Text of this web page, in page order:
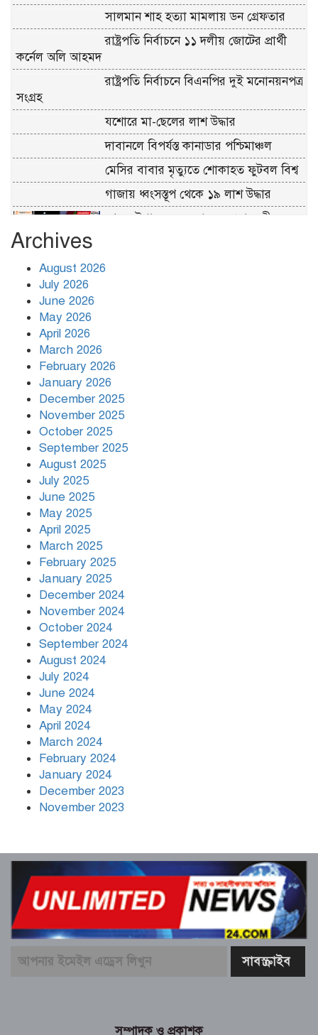
সালমান শাহ হত্যা মামলায় ডন গ্রেফতার
রাষ্ট্রপতি নির্বাচনে ১১ দলীয় জোটের প্রার্থী
কর্নেল অলি আহমদ
রাষ্ট্রপতি নির্বাচনে বিএনপির দুই মনোনয়নপত্র
সংগ্রহ
যশোরে মা-ছেলের লাশ উদ্ধার
দাবানলে বিপর্যস্ত কানাডার পশ্চিমাঞ্চল
মেসির বাবার মৃত্যুতে শোকাহত ফুটবল বিশ্ব
গাজায় ধ্বংসস্তূপ থেকে ১৯ লাশ উদ্ধার
আজ চট্টগ্রাম সফরে যাচ্ছেন প্রধানমন্ত্রী
জ্বালানি বেসরকারি খাতে ছেড়ে দিলে
Archives
August 2026
July 2026
June 2026
May 2026
April 2026
March 2026
February 2026
January 2026
December 2025
November 2025
October 2025
September 2025
August 2025
July 2025
June 2025
May 2025
April 2025
March 2025
February 2025
January 2025
December 2024
November 2024
October 2024
September 2024
August 2024
July 2024
June 2024
May 2024
April 2024
March 2024
February 2024
January 2024
December 2023
November 2023
সম্পাদক ও প্রকাশক